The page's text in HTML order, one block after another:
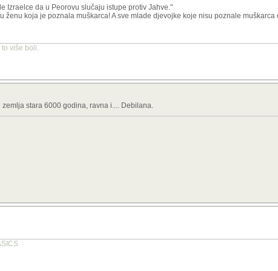
Izraelce da u Peorovu slučaju istupe protiv Jahve."
ženu koja je poznala muškarca! A sve mlade djevojke koje nisu poznale muškarca
više boli.
stara 6000 godina, ravna i.... Debilana.